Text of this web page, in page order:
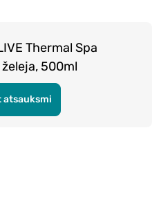
Thermal Spa
500ml
atsauksmi